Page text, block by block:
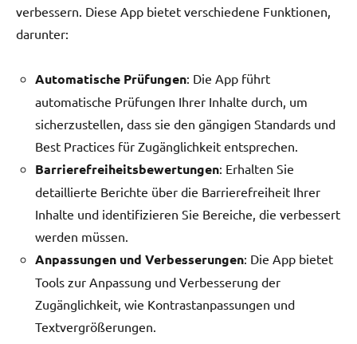
verbessern. Diese App bietet verschiedene Funktionen,
darunter:
Automatische Prüfungen: Die App führt
automatische Prüfungen Ihrer Inhalte durch, um
sicherzustellen, dass sie den gängigen Standards und
Best Practices für Zugänglichkeit entsprechen.
Barrierefreiheitsbewertungen: Erhalten Sie
detaillierte Berichte über die Barrierefreiheit Ihrer
Inhalte und identifizieren Sie Bereiche, die verbessert
werden müssen.
Anpassungen und Verbesserungen: Die App bietet
Tools zur Anpassung und Verbesserung der
Zugänglichkeit, wie Kontrastanpassungen und
Textvergrößerungen.